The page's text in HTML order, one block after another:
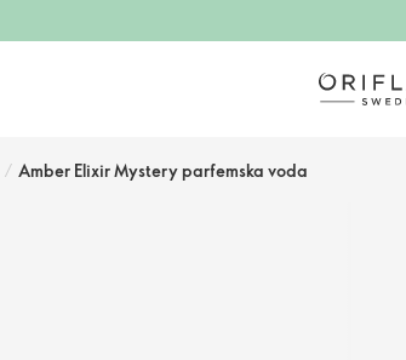
/ Amber Elixir Mystery parfemska voda